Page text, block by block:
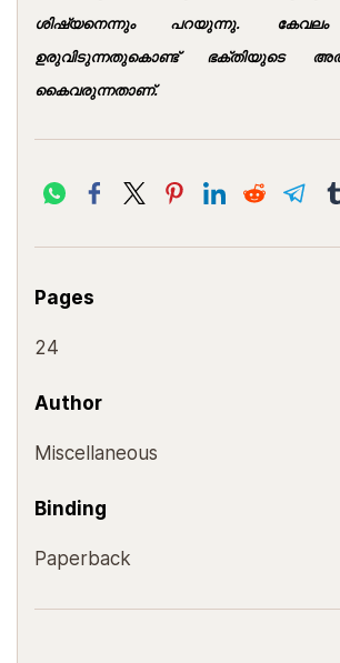
ശിഷ്യനെന്നും പറയുന്നു.
ഉരുവിടുന്നതുകൊണ്ട് ഭക്തിയുടെ
കൈവരുന്നതാണ്.
Pages
24
Author
Miscellaneous
Binding
Paperback